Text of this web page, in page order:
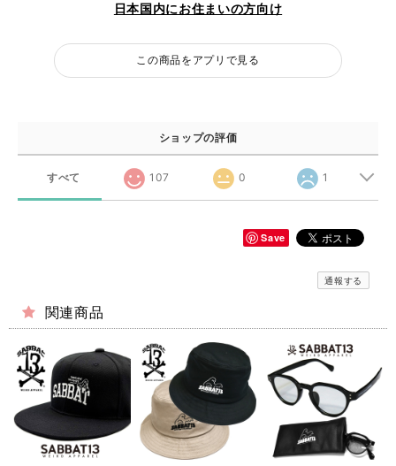
日本国内にお住まいの方向け
この商品をアプリで見る
ショップの評価
すべて 107 0 1
Save
通報する
関連商品